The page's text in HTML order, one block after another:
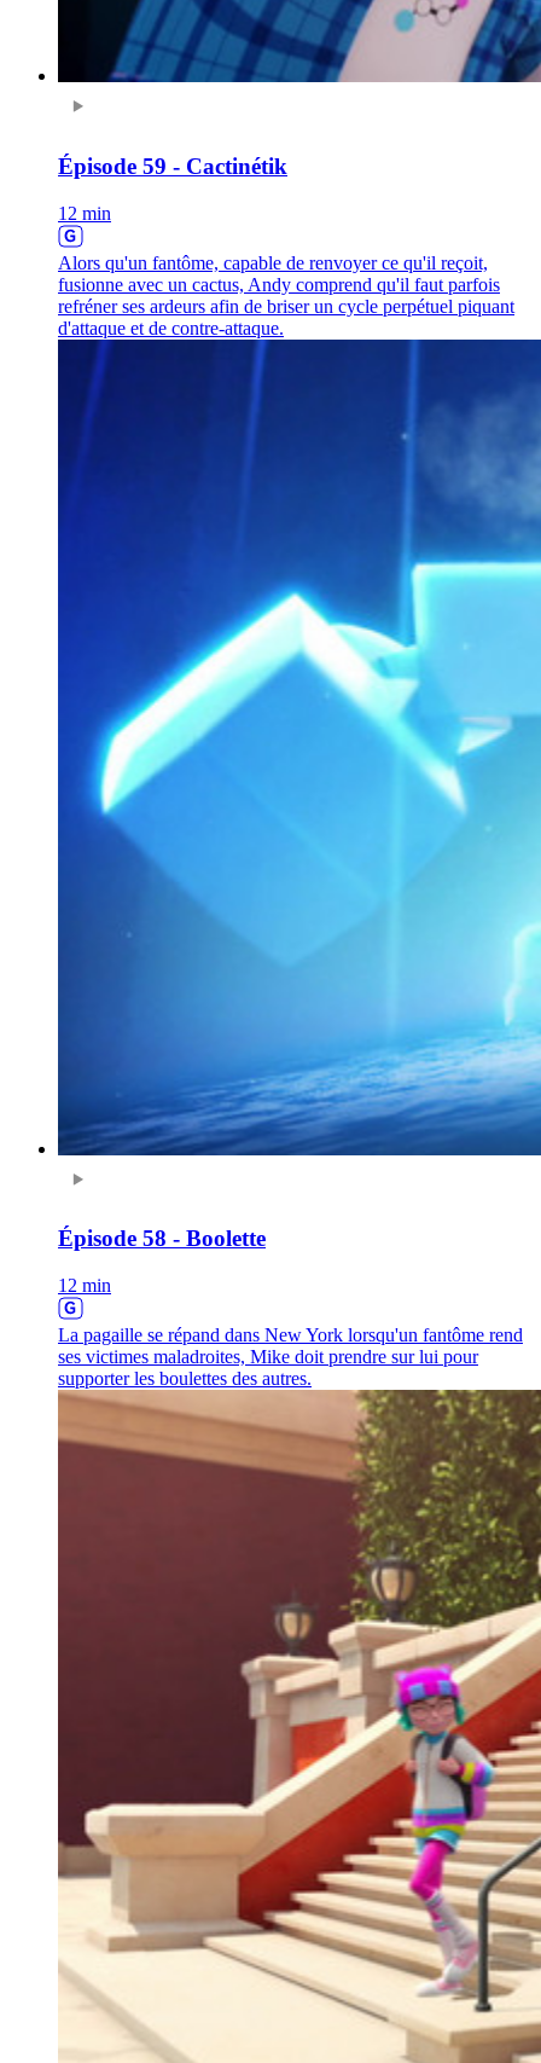
Épisode 59 - Cactinétik
12 min
Alors qu'un fantôme, capable de renvoyer ce qu'il reçoit,
fusionne avec un cactus, Andy comprend qu'il faut parfois
refréner ses ardeurs afin de briser un cycle perpétuel piquant
d'attaque et de contre-attaque.
Épisode 58 - Boolette
12 min
La pagaille se répand dans New York lorsqu'un fantôme rend
ses victimes maladroites, Mike doit prendre sur lui pour
supporter les boulettes des autres.